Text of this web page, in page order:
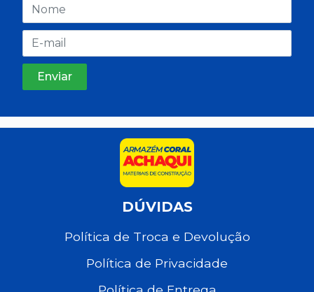
DÚVIDAS
Política de Troca e Devolução
Política de Privacidade